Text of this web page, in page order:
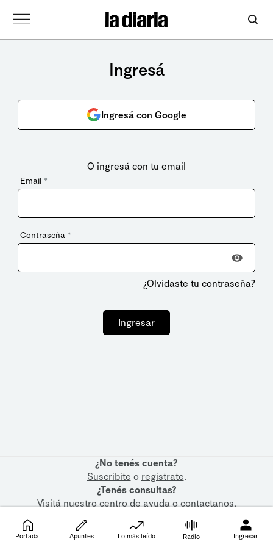
Ingresá
Ingresá con Google
O ingresá con tu email
Email *
Contraseña *
¿Olvidaste tu contraseña?
Ingresar
¿No tenés cuenta?
Suscribite o registrate.
¿Tenés consultas?
Visitá nuestrocentro de ayudaocontactanos.
Portada Apuntes Lo más leído Radio Ingresar